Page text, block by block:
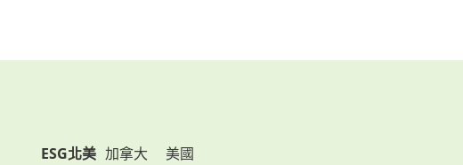
ESG北美 加拿大 美國